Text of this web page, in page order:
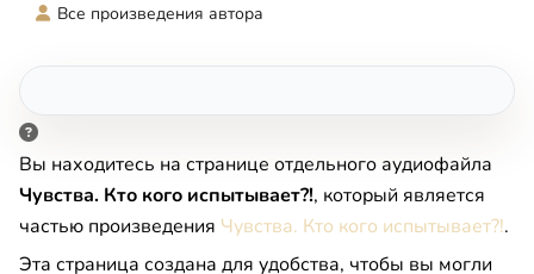
Все произведения автора
Вы находитесь на странице отдельного аудиофайла
Чувства. Кто кого испытывает?!, который является
частью произведения Чувства. Кто кого испытывает?!.
Эта страница создана для удобства, чтобы вы могли